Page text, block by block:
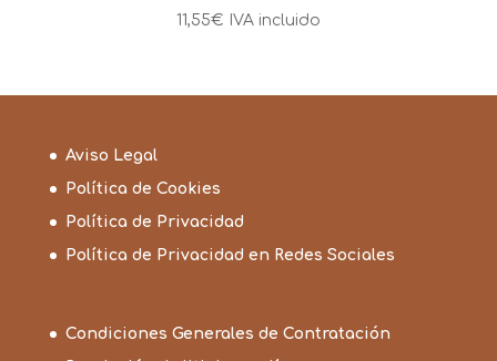
11,55€ IVA incluido
Aviso Legal
Política de Cookies
Política de Privacidad
Política de Privacidad en Redes Sociales
Condiciones Generales de Contratación